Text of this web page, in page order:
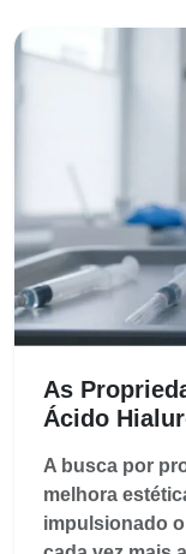
As
Ácido
A busca por
melhora
impulsionado